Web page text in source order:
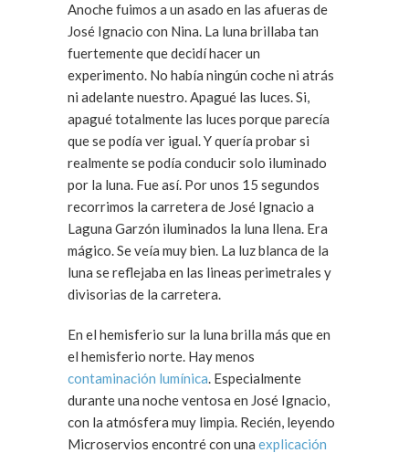
Anoche fuimos a un asado en las afueras de
José Ignacio con Nina. La luna brillaba tan
fuertemente que decidí hacer un
experimento. No había ningún coche ni atrás
ni adelante nuestro. Apagué las luces. Si,
apagué totalmente las luces porque parecía
que se podía ver igual. Y quería probar si
realmente se podía conducir solo iluminado
por la luna. Fue así. Por unos 15 segundos
recorrimos la carretera de José Ignacio a
Laguna Garzón iluminados la luna llena. Era
mágico. Se veía muy bien. La luz blanca de la
luna se reflejaba en las lineas perimetrales y
divisorias de la carretera.
En el hemisferio sur la luna brilla más que en
el hemisferio norte. Hay menos
contaminación lumínica. Especialmente
durante una noche ventosa en José Ignacio,
con la atmósfera muy limpia. Recién, leyendo
Microservios encontré con una explicación